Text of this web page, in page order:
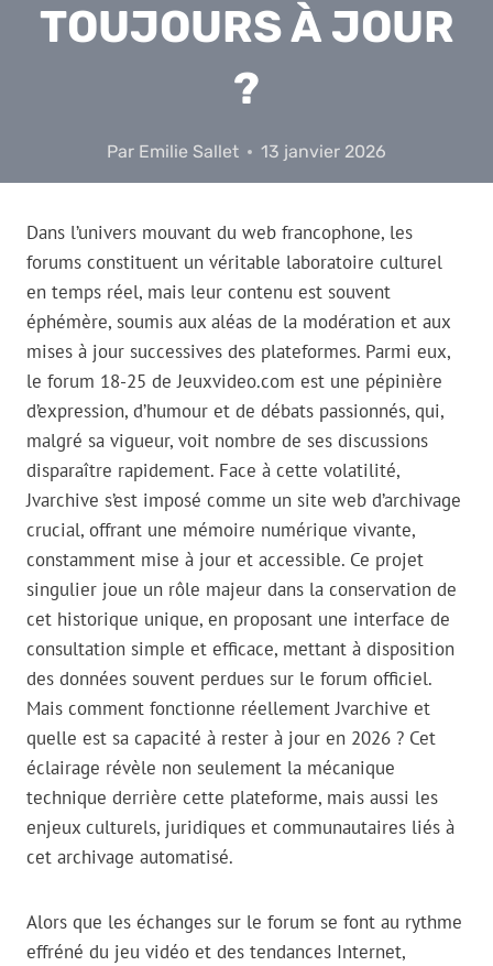
TOUJOURS À JOUR
?
Par Emilie Sallet 13 janvier 2026
Dans l’univers mouvant du web francophone, les
forums constituent un véritable laboratoire culturel
en temps réel, mais leur contenu est souvent
éphémère, soumis aux aléas de la modération et aux
mises à jour successives des plateformes. Parmi eux,
le forum 18-25 de Jeuxvideo.com est une pépinière
d’expression, d’humour et de débats passionnés, qui,
malgré sa vigueur, voit nombre de ses discussions
disparaître rapidement. Face à cette volatilité,
Jvarchive s’est imposé comme un site web d’archivage
crucial, offrant une mémoire numérique vivante,
constamment mise à jour et accessible. Ce projet
singulier joue un rôle majeur dans la conservation de
cet historique unique, en proposant une interface de
consultation simple et efficace, mettant à disposition
des données souvent perdues sur le forum officiel.
Mais comment fonctionne réellement Jvarchive et
quelle est sa capacité à rester à jour en 2026 ? Cet
éclairage révèle non seulement la mécanique
technique derrière cette plateforme, mais aussi les
enjeux culturels, juridiques et communautaires liés à
cet archivage automatisé.
Alors que les échanges sur le forum se font au rythme
effréné du jeu vidéo et des tendances Internet,